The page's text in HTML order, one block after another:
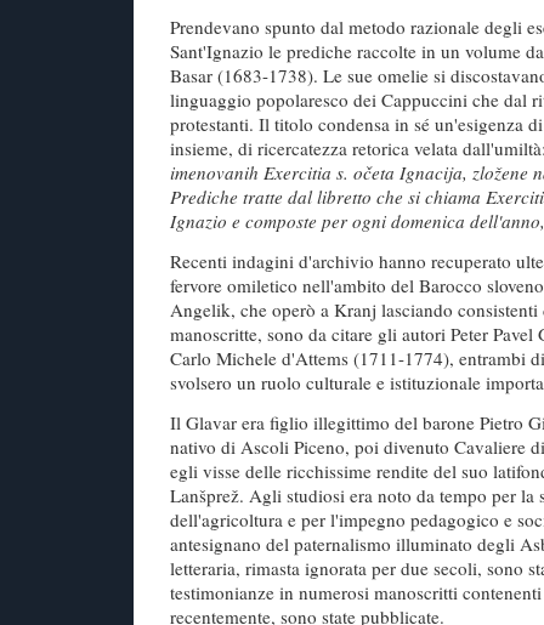
Prendevano spunto dal metodo razionale degli
Sant'Ignazio le prediche raccolte in un volume
Basar (1683-1738). Le sue omelie si
linguaggio popolaresco dei Cappuccini che dal
protestanti. Il titolo condensa in sé un'esigenza
insieme, di ricercatezza retorica velata
imenovanih Exercitia s. očeta Ignacija, zložene
Prediche tratte dal libretto che si chiama
Ignazio e composte per ogni domenica
Recenti indagini d'archivio hanno recuperato
fervore omiletico nell'ambito del Barocco
Angelik, che operò a Kranj lasciando
manoscritte, sono da citare gli autori Peter
Carlo Michele d'Attems (1711-1774), entrambi
svolsero un ruolo culturale e istituzionale
Il Glavar era figlio illegittimo del barone Pietro
nativo di Ascoli Piceno, poi divenuto Cavaliere
egli visse delle ricchissime rendite del suo
Lanšprež. Agli studiosi era noto da tempo per la
dell'agricoltura e per l'impegno pedagogico e
antesignano del paternalismo illuminato degli
letteraria, rimasta ignorata per due secoli, sono
testimonianze in numerosi manoscritti
recentemente, sono state pubblicate.